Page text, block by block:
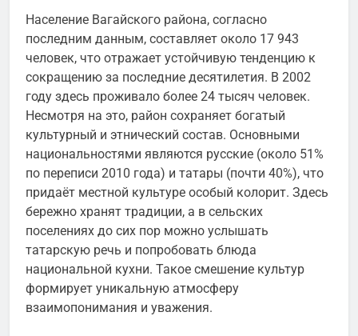
Население Вагайского района, согласно
последним данным, составляет около 17 943
человек, что отражает устойчивую тенденцию к
сокращению за последние десятилетия. В 2002
году здесь проживало более 24 тысяч человек.
Несмотря на это, район сохраняет богатый
культурный и этнический состав. Основными
национальностями являются русские (около 51%
по переписи 2010 года) и татары (почти 40%), что
придаёт местной культуре особый колорит. Здесь
бережно хранят традиции, а в сельских
поселениях до сих пор можно услышать
татарскую речь и попробовать блюда
национальной кухни. Такое смешение культур
формирует уникальную атмосферу
взаимопонимания и уважения.